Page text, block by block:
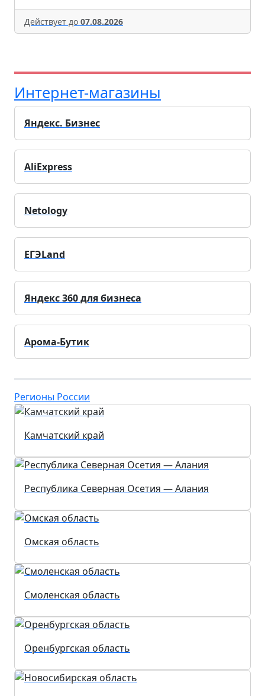
Действует до 07.08.2026
Интернет-магазины
Яндекс. Бизнес
AliExpress
Netology
ЕГЭLand
Яндекс 360 для бизнеса
Арома-Бутик
Регионы России
Камчатский край
Республика Северная Осетия — Алания
Омская область
Смоленская область
Оренбургская область